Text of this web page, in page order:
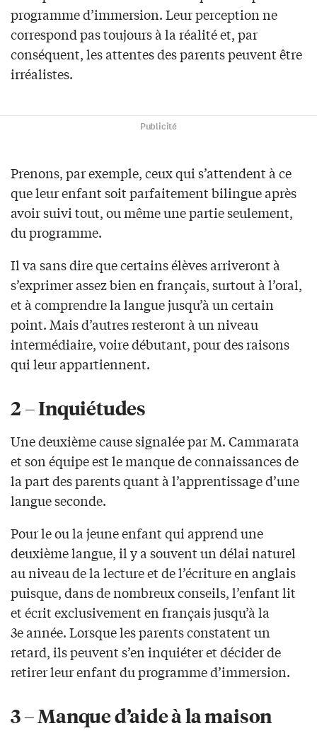
programme d’immersion. Leur perception ne
correspond pas toujours à la réalité et, par
conséquent, les attentes des parents peuvent être
irréalistes.
Publicité
Prenons, par exemple, ceux qui s’attendent à ce
que leur enfant soit parfaitement bilingue après
avoir suivi tout, ou même une partie seulement,
du programme.
Il va sans dire que certains élèves arriveront à
s’exprimer assez bien en français, surtout à l’oral,
et à comprendre la langue jusqu’à un certain
point. Mais d’autres resteront à un niveau
intermédiaire, voire débutant, pour des raisons
qui leur appartiennent.
2 – Inquiétudes
Une deuxième cause signalée par M. Cammarata
et son équipe est le manque de connaissances de
la part des parents quant à l’apprentissage d’une
langue seconde.
Pour le ou la jeune enfant qui apprend une
deuxième langue, il y a souvent un délai naturel
au niveau de la lecture et de l’écriture en anglais
puisque, dans de nombreux conseils, l’enfant lit
et écrit exclusivement en français jusqu’à la
3e année. Lorsque les parents constatent un
retard, ils peuvent s’en inquiéter et décider de
retirer leur enfant du programme d’immersion.
3 – Manque d’aide à la maison